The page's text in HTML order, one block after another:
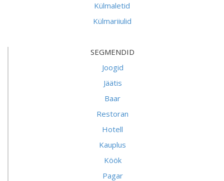
Külmaletid
Külmariiulid
SEGMENDID
Joogid
Jäätis
Baar
Restoran
Hotell
Kauplus
Köök
Pagar